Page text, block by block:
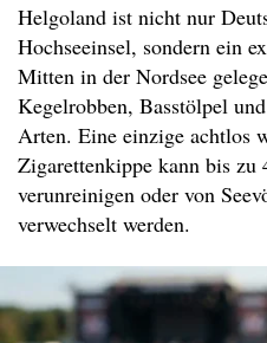
Helgoland ist nicht nur
Hochseeinsel, sondern ein
Mitten in der Nordsee
Kegelrobben, Basstölpel
Arten. Eine einzige achtlos
Zigarettenkippe kann bis zu
verunreinigen oder von
verwechselt werden.